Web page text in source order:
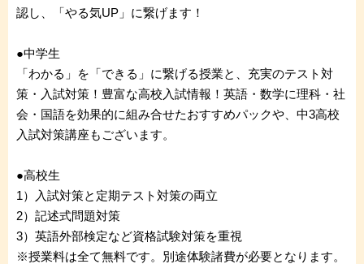
認し、「やる気UP」に繋げます！
●中学生
「わかる」を「できる」に繋げる授業と、充実のテスト対
策・入試対策！豊富な高校入試情報！英語・数学に理科・社
会・国語を効果的に組み合せたおすすめパックや、中3高校
入試対策講座もございます。
●高校生
1）入試対策と定期テスト対策の両立
2）記述式問題対策
3）英語外部検定など資格試験対策を重視
※授業料は全て無料です。別途体験諸費が必要となります。